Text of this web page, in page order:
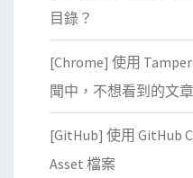
目錄？
[Chrome] 使用
聞中，不想看到的文
[GitHub] 使用 GitHub
Asset 檔案